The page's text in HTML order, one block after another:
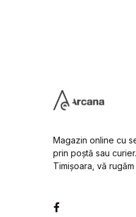
Magazin online cu
prin poștă sau
Timișoara, vă